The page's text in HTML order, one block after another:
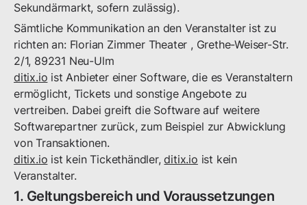
Sekundärmarkt, sofern zulässig).
Sämtliche Kommunikation an den Veranstalter ist zu
richten an: Florian Zimmer Theater , Grethe-Weiser-Str.
2/1, 89231 Neu-Ulm
ditix.io ist Anbieter einer Software, die es Veranstaltern
ermöglicht, Tickets und sonstige Angebote zu
vertreiben. Dabei greift die Software auf weitere
Softwarepartner zurück, zum Beispiel zur Abwicklung
von Transaktionen.
ditix.io ist kein Tickethändler, ditix.io ist kein
Veranstalter.
1. Geltungsbereich und Voraussetzungen